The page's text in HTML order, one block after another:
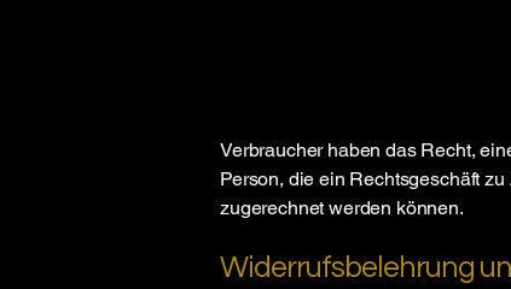
Verbraucher haben das Recht,
Person, die ein Rechtsgeschäft
zugerechnet werden können.
Widerrufsbelehrung